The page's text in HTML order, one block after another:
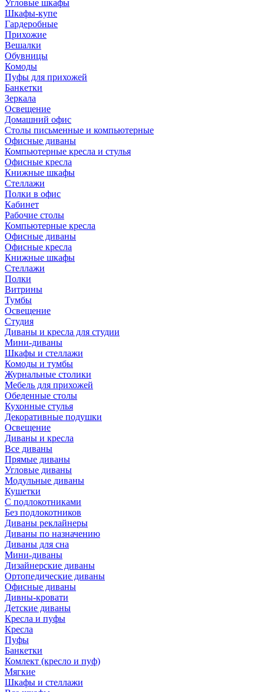
Угловые шкафы
Шкафы-купе
Гардеробные
Прихожие
Вешалки
Обувницы
Комоды
Пуфы для прихожей
Банкетки
Зеркала
Освещение
Домашний офис
Столы письменные и компьютерные
Офисные диваны
Компьютерные кресла и стулья
Офисные кресла
Книжные шкафы
Стеллажи
Полки в офис
Кабинет
Рабочие столы
Компьютерные кресла
Офисные диваны
Офисные кресла
Книжные шкафы
Стеллажи
Полки
Витрины
Тумбы
Освещение
Студия
Диваны и кресла для студии
Мини-диваны
Шкафы и стеллажи
Комоды и тумбы
Журнальные столики
Мебель для прихожей
Обеденные столы
Кухонные стулья
Декоративные подушки
Освещение
Диваны и кресла
Все диваны
Прямые диваны
Угловые диваны
Модульные диваны
Кушетки
С подлокотниками
Без подлокотников
Диваны реклайнеры
Диваны по назначению
Диваны для сна
Мини-диваны
Дизайнерские диваны
Ортопедические диваны
Офисные диваны
Дивны-кровати
Детские диваны
Кресла и пуфы
Кресла
Пуфы
Банкетки
Комлект (кресло и пуф)
Мягкие
Шкафы и стеллажи